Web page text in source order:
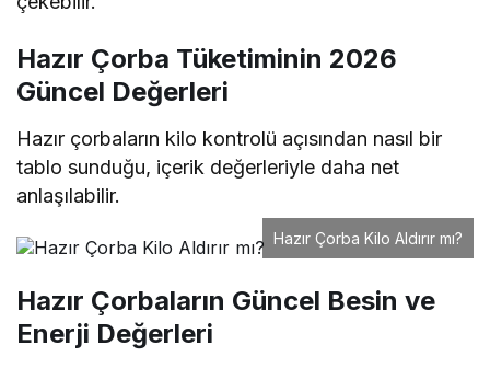
Hazır Çorba Tüketiminin 2026
Güncel Değerleri
Hazır çorbaların kilo kontrolü açısından nasıl bir
tablo sunduğu, içerik değerleriyle daha net
anlaşılabilir.
Hazır Çorba Kilo Aldırır mı?
Hazır Çorbaların Güncel Besin ve
Enerji Değerleri